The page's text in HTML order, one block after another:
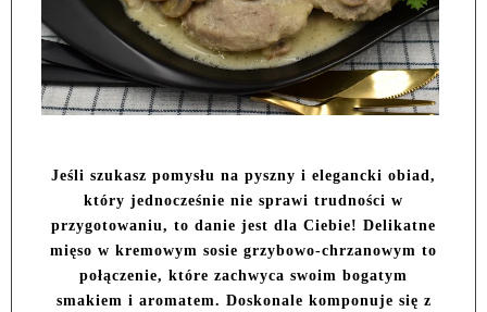
Jeśli szukasz pomysłu na pyszny i elegancki obiad,
który jednocześnie nie sprawi trudności w
przygotowaniu, to danie jest dla Ciebie! Delikatne
mięso w kremowym sosie grzybowo-chrzanowym to
połączenie, które zachwyca swoim bogatym
smakiem i aromatem. Doskonale komponuje się z